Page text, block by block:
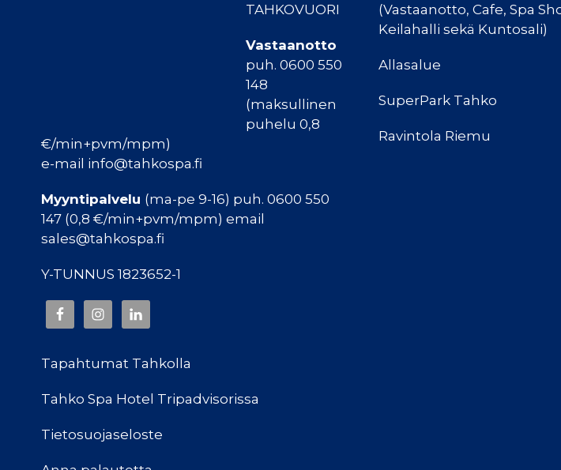
TAHKOVUORI
Vastaanotto
puh. 0600 550
148
(maksullinen
puhelu 0,8
€/min+pvm/mpm)
e-mail info@tahkospa.fi
Myyntipalvelu (ma-pe 9-16) puh. 0600 550
147 (0,8 €/min+pvm/mpm) email
sales@tahkospa.fi
Y-TUNNUS 1823652-1
Tapahtumat Tahkolla
Tahko Spa Hotel Tripadvisorissa
Tietosuojaseloste
(Vastaanotto, Cafe, Spa
Keilahalli sekä Kuntosali)
Allasalue
SuperPark Tahko
Ravintola Riemu